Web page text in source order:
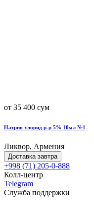
от 35 400 сум
Натрия хлорид р-р 5% 10мл №1
Ликвор, Армения
Доставка завтра
+998 (71) 205-0-888
Колл-центр
Telegram
Служба поддержки